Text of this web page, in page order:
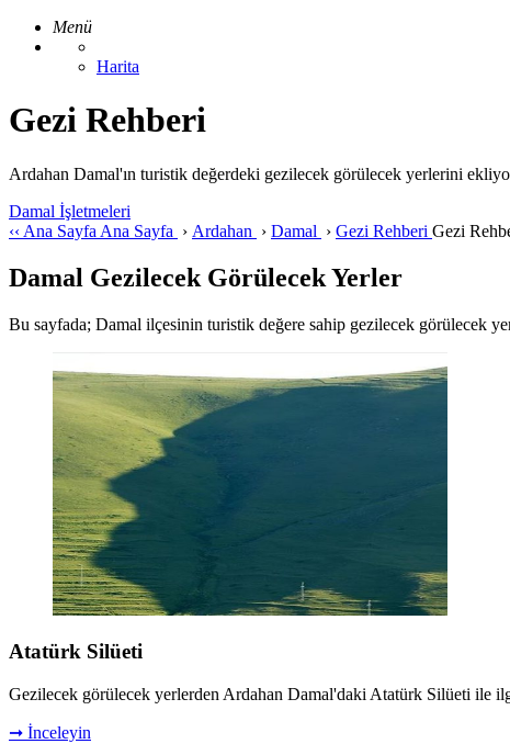
Menü
Harita
Gezi Rehberi
Ardahan Damal'ın turistik değerdeki gezilecek görülecek yerlerini
Damal İşletmeleri
‹‹ Ana Sayfa Ana Sayfa › Ardahan › Damal › Gezi Rehberi Gezi
Damal Gezilecek Görülecek Yerler
Bu sayfada; Damal ilçesinin turistik değere sahip gezilecek görülecek
Atatürk Silüeti
Gezilecek görülecek yerlerden Ardahan Damal'daki Atatürk Silüeti ile
➞ İnceleyin